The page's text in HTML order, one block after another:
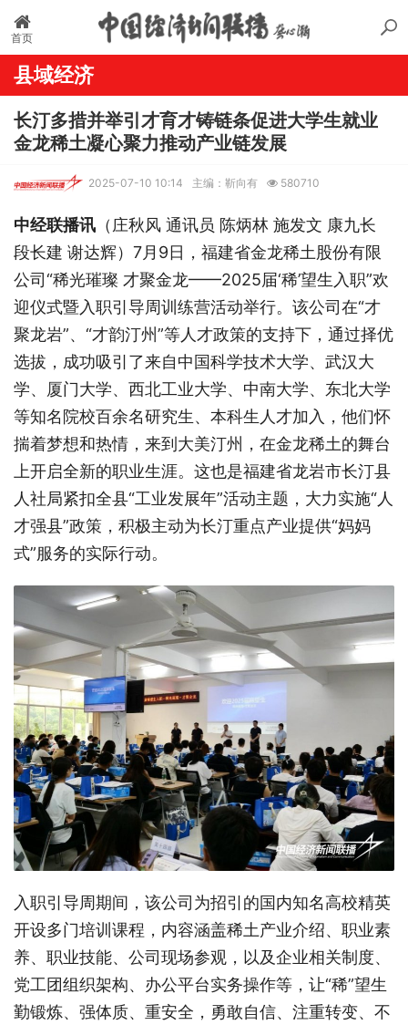
首页
县域经济
长汀多措并举引才育才铸链条促进大学生就业
金龙稀土凝心聚力推动产业链发展
2025-07-10 10:14 主编：靳向有 580710
中经联播讯 （庄秋风 通讯员 陈炳林 施发文 康九长
段长建 谢达辉）7月9日，福建省金龙稀土股份有限
公司“稀光璀璨 才聚金龙——2025届‘稀’望生入职”欢
迎仪式暨入职引导周训练营活动举行。该公司在“才
聚龙岩”、“才韵汀州”等人才政策的支持下，通过择优
选拔，成功吸引了来自中国科学技术大学、武汉大
学、厦门大学、西北工业大学、中南大学、东北大学
等知名院校百余名研究生、本科生人才加入，他们怀
揣着梦想和热情，来到大美汀州，在金龙稀土的舞台
上开启全新的职业生涯。这也是福建省龙岩市长汀县
人社局紧扣全县“工业发展年”活动主题，大力实施“人
才强县”政策，积极主动为长汀重点产业提供“妈妈
式”服务的实际行动。
入职引导周期间，该公司为招引的国内知名高校精英
开设多门培训课程，内容涵盖稀土产业介绍、职业素
养、职业技能、公司现场参观，以及企业相关制度、
党工团组织架构、办公平台实务操作等，让“稀”望生
勤锻炼、强体质、重安全，勇敢自信、注重转变、不